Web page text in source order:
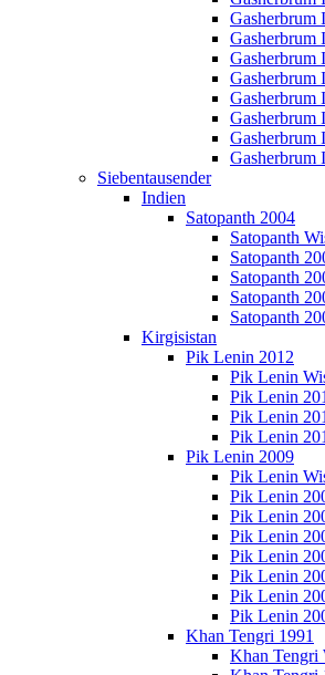
Gasherbrum
Gasherbrum
Gasherbrum
Gasherbrum
Gasherbrum
Gasherbrum
Gasherbrum
Gasherbrum
Siebentausender
Indien
Satopanth 2004
Satopanth
Satopanth
Satopanth
Satopanth
Satopanth
Kirgisistan
Pik Lenin 2012
Pik Lenin
Pik Lenin
Pik Lenin
Pik Lenin
Pik Lenin 2009
Pik Lenin
Pik Lenin
Pik Lenin
Pik Lenin
Pik Lenin
Pik Lenin
Pik Lenin
Pik Lenin
Khan Tengri 1991
Khan Tengri